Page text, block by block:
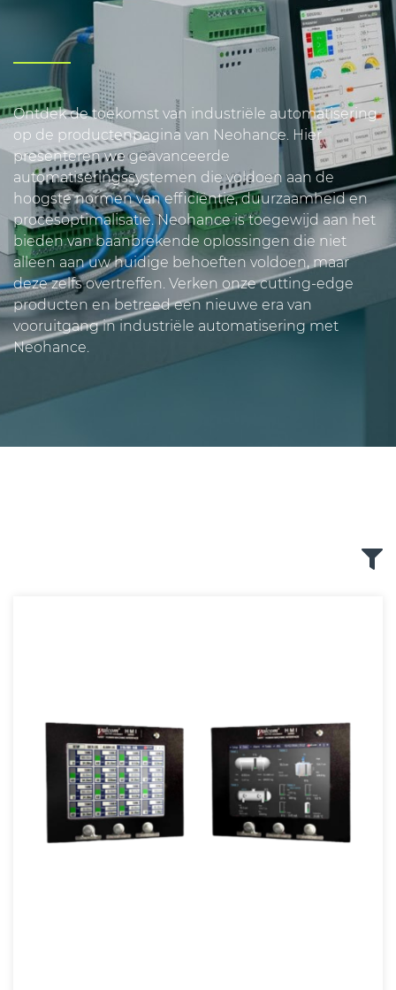
Ontdek de toekomst van industriële automatisering
op de productenpagina van Neohance. Hier
presenteren we geavanceerde
automatiseringssystemen die voldoen aan de
hoogste normen van efficiëntie, duurzaamheid en
procesoptimalisatie. Neohance is toegewijd aan het
bieden van baanbrekende oplossingen die niet
alleen aan uw huidige behoeften voldoen, maar
deze zelfs overtreffen. Verken onze cutting-edge
producten en betreed een nieuwe era van
vooruitgang in industriële automatisering met
Neohance.